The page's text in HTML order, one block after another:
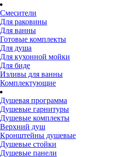
Смесители
Для раковины
Для ванны
Готовые комплекты
Для душа
Для кухонной мойки
Для биде
Изливы для ванны
Комплектующие
Душевая программа
Душевые гарнитуры
Душевые комплекты
Верхний душ
Кронштейны душевые
Душевые стойки
Душевые панели